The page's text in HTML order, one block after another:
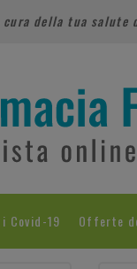
della tua salute
Covid-19 Offerte